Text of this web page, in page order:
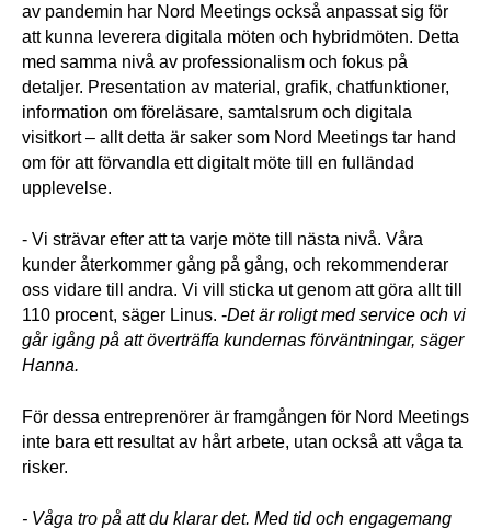
av pandemin har Nord Meetings också anpassat sig för
att kunna leverera digitala möten och hybridmöten. Detta
med samma nivå av professionalism och fokus på
detaljer. Presentation av material, grafik, chatfunktioner,
information om föreläsare, samtalsrum och digitala
visitkort – allt detta är saker som Nord Meetings tar hand
om för att förvandla ett digitalt möte till en fulländad
upplevelse.
- Vi strävar efter att ta varje möte till nästa nivå. Våra
kunder återkommer gång på gång, och rekommenderar
oss vidare till andra. Vi vill sticka ut genom att göra allt till
110 procent, säger Linus. -Det är roligt med service och vi
går igång på att överträffa kundernas förväntningar, säger
Hanna.
För dessa entreprenörer är framgången för Nord Meetings
inte bara ett resultat av hårt arbete, utan också att våga ta
risker.
- Våga tro på att du klarar det. Med tid och engagemang